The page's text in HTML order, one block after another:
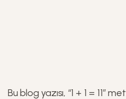
Bu blog yazısı, “1 + 1 = 11”